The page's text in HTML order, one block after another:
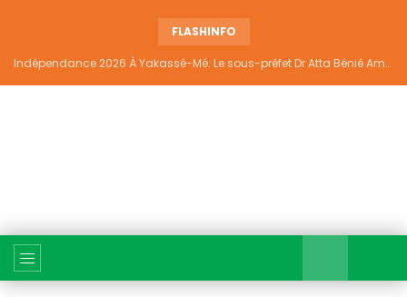
FLASHINFO
Indépendance 2026 À Yakassé-Mé: Le sous-préfet Dr Atta Bénié Amédé appelle à l’unité, à la sécurité et au développement